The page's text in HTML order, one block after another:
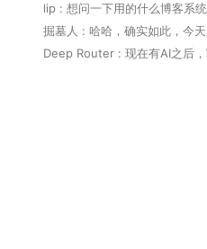
lip : 想问一下用的什么博客系统